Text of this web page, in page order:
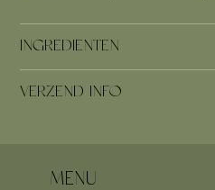
INGREDIENTEN
VERZEND INFO
MENU